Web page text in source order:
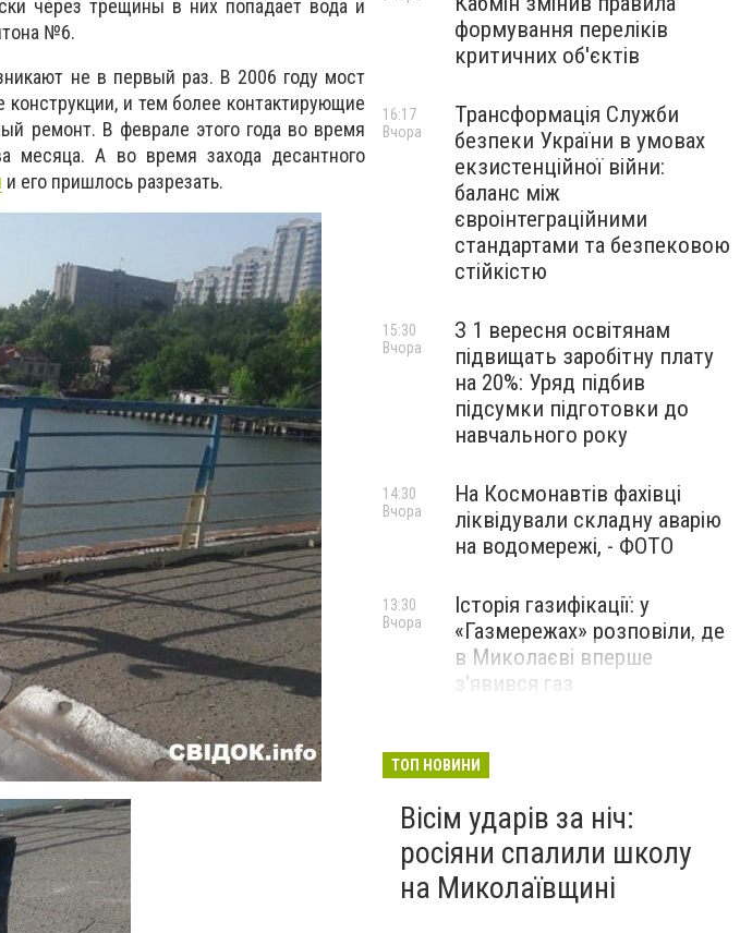
через трещины в них попадает вода и
№6.
не в первый раз. В 2006 году мост
конструкции, и тем более контактирующие
ремонт. В феврале этого года во время
месяца. А во время захода десантного
и его пришлось разрезать.
формування переліків
критичних об'єктів
Трансформація Служби
безпеки України в умовах
екзистенційної війни:
баланс між
євроінтеграційними
стандартами та безпековою
стійкістю
16:17
Вчора
З 1 вересня освітянам
підвищать заробітну плату
на 20%: Уряд підбив
підсумки підготовки до
навчального року
15:30
Вчора
На Космонавтів фахівці
ліквідували складну аварію
на водомережі, - ФОТО
14:30
Вчора
Історія газифікації: у
«Газмережах» розповіли, де
в Миколаєві вперше
з'явився газ
13:30
Вчора
Миколаєві 2026: шукаємо
перезавантаження
ПАРТНЕРСЬКИЙ СПЕЦПРОЄКТ
Вчора
ТОП НОВИНИ
Вісім ударів за ніч:
росіяни спалили школу
на Миколаївщині